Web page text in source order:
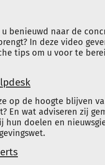
benieuwd naar de
In deze video
tips om u voor te
op de hoogte blijven
En wat adviseren zij
hun doelen en